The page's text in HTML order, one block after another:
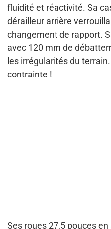
fluidité et réactivité. Sa
dérailleur arrière
changement de rapport.
avec 120 mm de
les irrégularités du
contrainte !
Ses roues 27,5 pouces